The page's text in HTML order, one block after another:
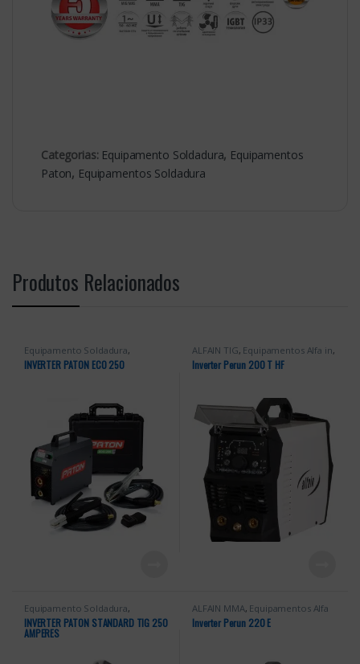
Categorias: Equipamento Soldadura, Equipamentos
Paton, Equipamentos Soldadura
Produtos Relacionados
Equipamento Soldadura,
Equipamentos Paton,
Equipamentos Soldadura
INVERTER PATON ECO 250
ALFAIN TIG, Equipamentos Alfa in,
Equipamentos Soldadura
Inverter Perun 200 T HF
Equipamento Soldadura,
Equipamentos Paton,
Equipamentos Soldadura, PATON
TIG
INVERTER PATON STANDARD TIG 250
AMPERES
ALFAIN MMA, Equipamentos Alfa
in Equipamentos Soldadura
Inverter Perun 220 E